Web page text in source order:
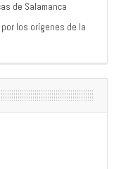
de Salamanca
los orígenes de la